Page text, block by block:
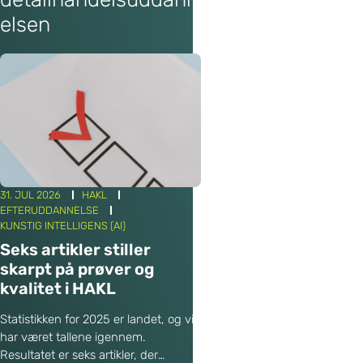
el
s
e
n
elsen
31. JUL 2026
HAKL
EFTERUDDANNELSE
KUNSTIG INTELLIGENS (AI)
Seks artikler stiller
skarpt på prøver og
kvalitet i HAKL
Statistikken for 2025 er landet, og vi
har været tallene igennem.
Resultatet er seks artikler, der